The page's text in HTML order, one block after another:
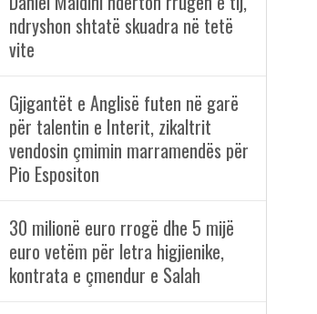
ndryshon shtatë skuadra në tetë
vite
Gjigantët e Anglisë futen në garë
për talentin e Interit, zikaltrit
vendosin çmimin marramendës për
Pio Espositon
30 milionë euro rrogë dhe 5 mijë
euro vetëm për letra higjienike,
kontrata e çmendur e Salah